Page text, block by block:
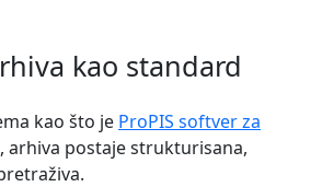
kao standard
kao što je ProPIS softver za
, arhiva postaje strukturisana,